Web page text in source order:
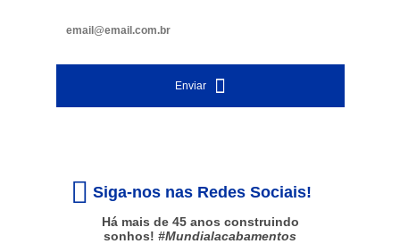
Enviar
Siga-nos nas Redes Sociais!
Há mais de 45 anos construindo
sonhos! #Mundialacabamentos